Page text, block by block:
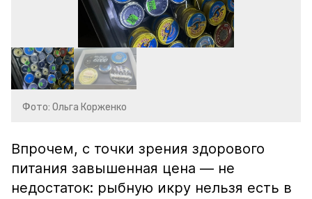
Фото: Ольга Корженко
Впрочем, с точки зрения здорового
питания завышенная цена — не
недостаток: рыбную икру нельзя есть в